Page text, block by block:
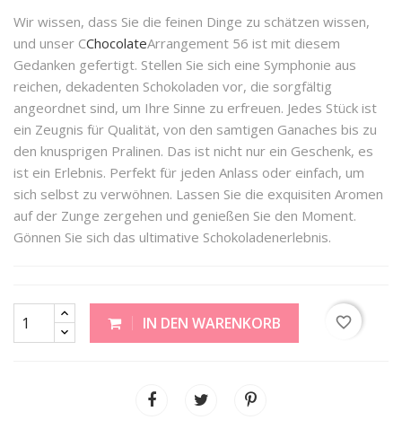
Wir wissen, dass Sie die feinen Dinge zu schätzen wissen,
und unser CChocolateArrangement 56 ist mit diesem
Gedanken gefertigt. Stellen Sie sich eine Symphonie aus
reichen, dekadenten Schokoladen vor, die sorgfältig
angeordnet sind, um Ihre Sinne zu erfreuen. Jedes Stück ist
ein Zeugnis für Qualität, von den samtigen Ganaches bis zu
den knusprigen Pralinen. Das ist nicht nur ein Geschenk, es
ist ein Erlebnis. Perfekt für jeden Anlass oder einfach, um
sich selbst zu verwöhnen. Lassen Sie die exquisiten Aromen
auf der Zunge zergehen und genießen Sie den Moment.
Gönnen Sie sich das ultimative Schokoladenerlebnis.
IN DEN WARENKORB favorite_border